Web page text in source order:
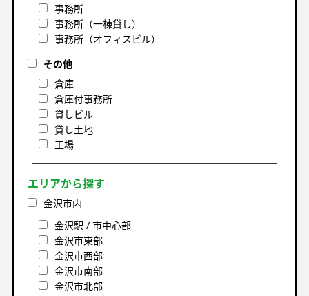
事務所
事務所（一棟貸し）
事務所（オフィスビル）
その他
倉庫
倉庫付事務所
貸しビル
貸し土地
工場
エリアから探す
金沢市内
金沢駅 / 市中心部
金沢市東部
金沢市西部
金沢市南部
金沢市北部